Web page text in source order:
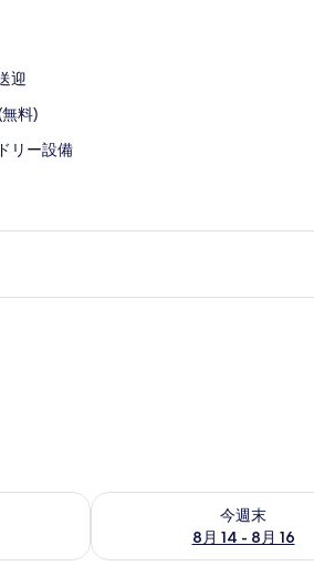
迎
料)
リー設備
をチェック
今週末
8月 14 - 8月 16
今週末 8月 14 - 8月 16 の空